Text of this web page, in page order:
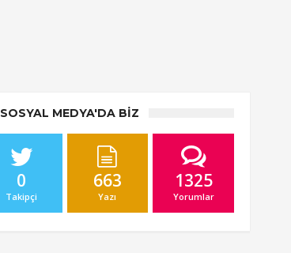
SOSYAL MEDYA'DA BIZ
0
Takipçi
663
Yazı
1325
Yorumlar